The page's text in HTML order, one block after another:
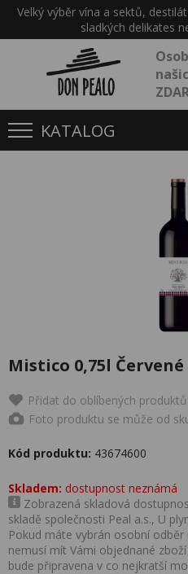
Velký výběr vína a sektů,
sladkých delikates
KATALOG
Mistico 0,75l Červené
Přidat do oblíbených produktů
Foto produktu se může od
Kód produktu: 43674600
Skladem: dostupnost neznámá
Zobrazená skladová
skladě společnosti Peal a.s., U
Pokud máte vybrán osobní
nemusí mít Vámi objednané
bude připravena v co nejkratší